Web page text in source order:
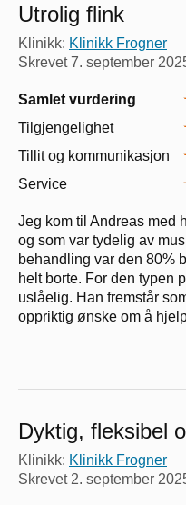
Utrolig flink
Klinikk: Klinikk Frogner
Skrevet7. september
Samlet vurdering
Tilgjengelighet
Tillit og kommunikasjon
Service
Jeg kom til Andreas med
og som var tydelig av
behandling var den 80%
helt borte. For den typen
uslåelig. Han fremstår
oppriktig ønske om å
Dyktig, fleksibel
Klinikk: Klinikk Frogner
Skrevet 2. september